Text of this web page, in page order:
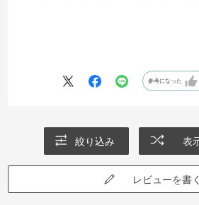
参考になった
絞り込み 表
レビューを書く